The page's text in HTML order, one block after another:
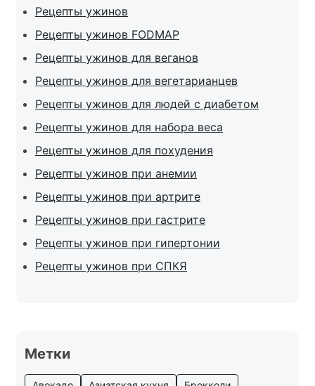
Рецепты ужинов
Рецепты ужинов FODMAP
Рецепты ужинов для веганов
Рецепты ужинов для вегетарианцев
Рецепты ужинов для людей с диабетом
Рецепты ужинов для набора веса
Рецепты ужинов для похудения
Рецепты ужинов при анемии
Рецепты ужинов при артрите
Рецепты ужинов при гастрите
Рецепты ужинов при гипертонии
Рецепты ужинов при СПКЯ
Метки